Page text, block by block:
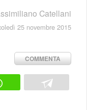
Catellani
25 novembre 2015
COMMENTA